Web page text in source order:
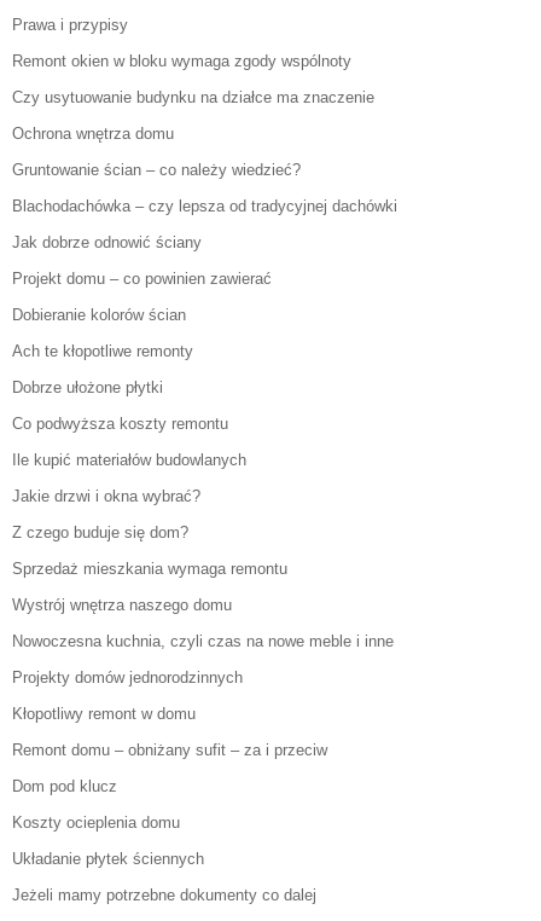
Prawa i przypisy
Remont okien w bloku wymaga zgody wspólnoty
Czy usytuowanie budynku na działce ma znaczenie
Ochrona wnętrza domu
Gruntowanie ścian – co należy wiedzieć?
Blachodachówka – czy lepsza od tradycyjnej dachówki
Jak dobrze odnowić ściany
Projekt domu – co powinien zawierać
Dobieranie kolorów ścian
Ach te kłopotliwe remonty
Dobrze ułożone płytki
Co podwyższa koszty remontu
Ile kupić materiałów budowlanych
Jakie drzwi i okna wybrać?
Z czego buduje się dom?
Sprzedaż mieszkania wymaga remontu
Wystrój wnętrza naszego domu
Nowoczesna kuchnia, czyli czas na nowe meble i inne
Projekty domów jednorodzinnych
Kłopotliwy remont w domu
Remont domu – obniżany sufit – za i przeciw
Dom pod klucz
Koszty ocieplenia domu
Układanie płytek ściennych
Jeżeli mamy potrzebne dokumenty co dalej